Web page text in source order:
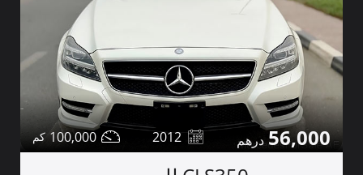
56,000
2012
100,000